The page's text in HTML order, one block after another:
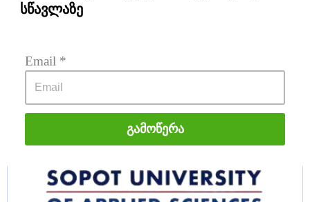
სწავლაზე
Email *
Გამოწერა